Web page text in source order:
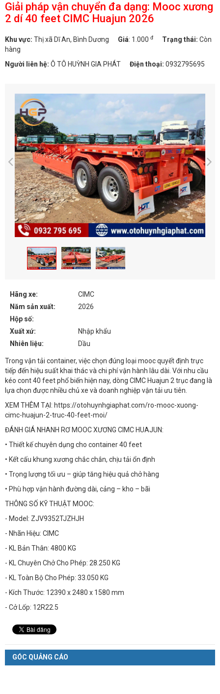
Giải pháp vận chuyển đa dạng: Mooc xương
2 dí 40 feet CIMC Huajun 2026
Khu vực: Thị xã Dĩ An, Bình Dương Giá: 1.000 đ Trạng thái: Còn
hàng
Người liên hệ: Ô TÔ HUỲNH GIA PHÁT Điện thoại: 0932795695
Hãng xe:
CIMC
Năm sản xuất:
2026
Hộp số:
Xuất xứ:
Nhập khẩu
Nhiên liệu:
Dầu
Trong vận tải container, việc chọn đúng loại mooc quyết định trực
tiếp đến hiệu suất khai thác và chi phí vận hành lâu dài. Với nhu cầu
kéo cont 40 feet phổ biến hiện nay, dòng CIMC Huajun 2 trục đang là
lựa chọn được nhiều chủ xe và doanh nghiệp vận tải ưu tiên.
XEM THÊM TẠI: https://otohuynhgiaphat.com/ro-mooc-xuong-
cimc-huajun-2-truc-40-feet-moi/
ĐÁNH GIÁ NHANH RƠ MOOC XƯƠNG CIMC HUAJUN:
• Thiết kế chuyên dụng cho container 40 feet
• Kết cấu khung xương chắc chắn, chịu tải ổn định
• Trọng lượng tối ưu – giúp tăng hiệu quả chở hàng
• Phù hợp vận hành đường dài, cảng – kho – bãi
THÔNG SỐ KỸ THUẬT MOOC:
- Model: ZJV9352TJZHJH
- Nhãn Hiệu: CIMC
- KL Bản Thân: 4800 KG
- KL Chuyên Chở Cho Phép: 28.250 KG
- KL Toàn Bộ Cho Phép: 33.050 KG
- Kích Thước: 12390 x 2480 x 1580 mm
- Cở Lốp: 12R22.5
GÓC QUẢNG CÁO